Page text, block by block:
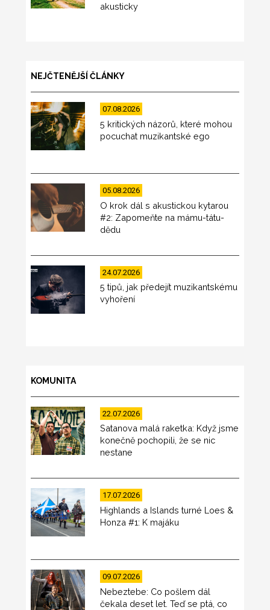
akusticky
NEJČTENĚJŠÍ ČLÁNKY
07.08.2026
5 kritických názorů, které mohou
pocuchat muzikantské ego
05.08.2026
O krok dál s akustickou kytarou
#2: Zapomeňte na mámu-tátu-
dědu
24.07.2026
5 tipů, jak předejít muzikantskému
vyhoření
KOMUNITA
22.07.2026
Satanova malá raketka: Když jsme
konečně pochopili, že se nic
nestane
17.07.2026
Highlands a Islands turné Loes &
Honza #1: K majáku
09.07.2026
Nebeztebe: Co pošlem dál
čekala deset let. Teď se ptá, co